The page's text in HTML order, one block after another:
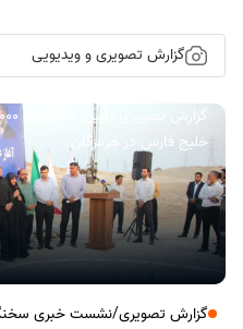
گزارش تصویری و ویدیویی
خلیج فارس در هرمزگان
گزارش تصویری/نشست خبری